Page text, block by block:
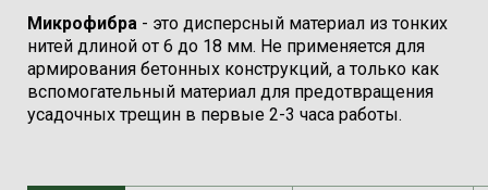
Микрофибра - это дисперсный материал из тонких
нитей длиной от 6 до 18 мм. Не применяется для
армирования бетонных конструкций, а только как
вспомогательный материал для предотвращения
усадочных трещин в первые 2-3 часа работы.